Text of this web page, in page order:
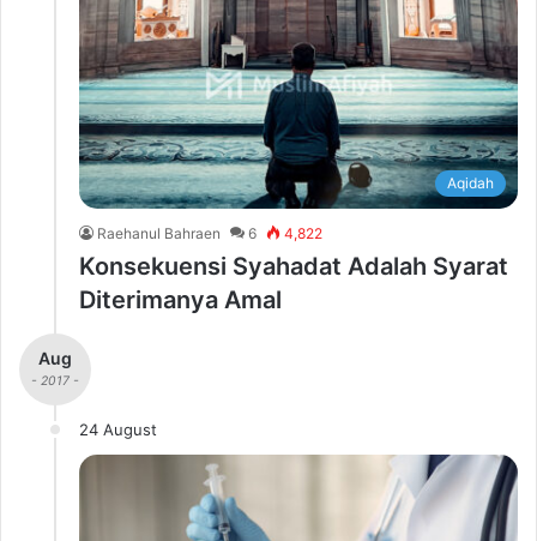
Aqidah
Raehanul Bahraen 6 4,822
Konsekuensi Syahadat Adalah Syarat
Diterimanya Amal
Aug
- 2017 -
24 August